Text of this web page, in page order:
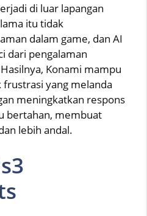
di luar lapangan
itu tidak
dalam game, dan AI
dari pengalaman
Konami mampu
yang melanda
meningkatkan respons
bertahan, membuat
lebih andal.